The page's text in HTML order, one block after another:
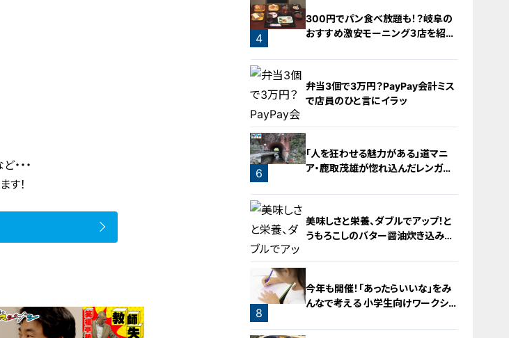
・・
す！
2
4
300円でパン食べ放題も！？岐阜の
おすすめ激安モーニング３店を紹
5
弁当3個で3万円？PayPay会計ミス
で店員のひと言にイラッ
6
「人を狂わせる魅力がある」道マニ
ア・鹿取茂雄が惚れ込んだレンガの
美味しさと栄養、ダブルでアップ！と
うもろこしのバター醤油炊き込みご
8
今年も開催！「あったらいいな」をみ
んなで考える 小学生向けワークショ